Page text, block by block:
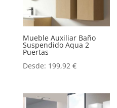
Mueble Auxiliar Baño
Suspendido Aqua 2
Puertas
Desde: 199,92 €